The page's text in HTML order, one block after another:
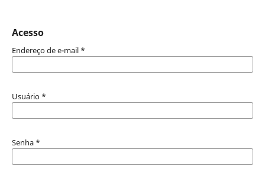
Acesso
Endereço de e-mail *
Usuário *
Senha *